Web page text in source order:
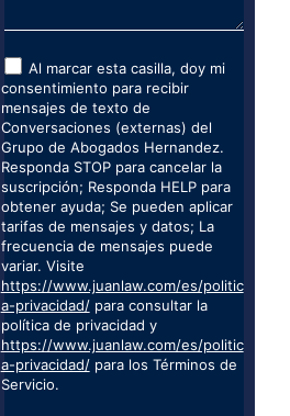
Al marcar esta casilla, doy mi
consentimiento para recibir
mensajes de texto de
Conversaciones (externas) del
Grupo de Abogados Hernandez.
Responda STOP para cancelar la
suscripción; Responda HELP para
obtener ayuda; Se pueden aplicar
tarifas de mensajes y datos; La
frecuencia de mensajes puede
variar. Visite
https://www.juanlaw.com/es/politic
a-privacidad/para consultar la
política de privacidad y
https://www.juanlaw.com/es/politic
a-privacidad/para los Términos de
Servicio.